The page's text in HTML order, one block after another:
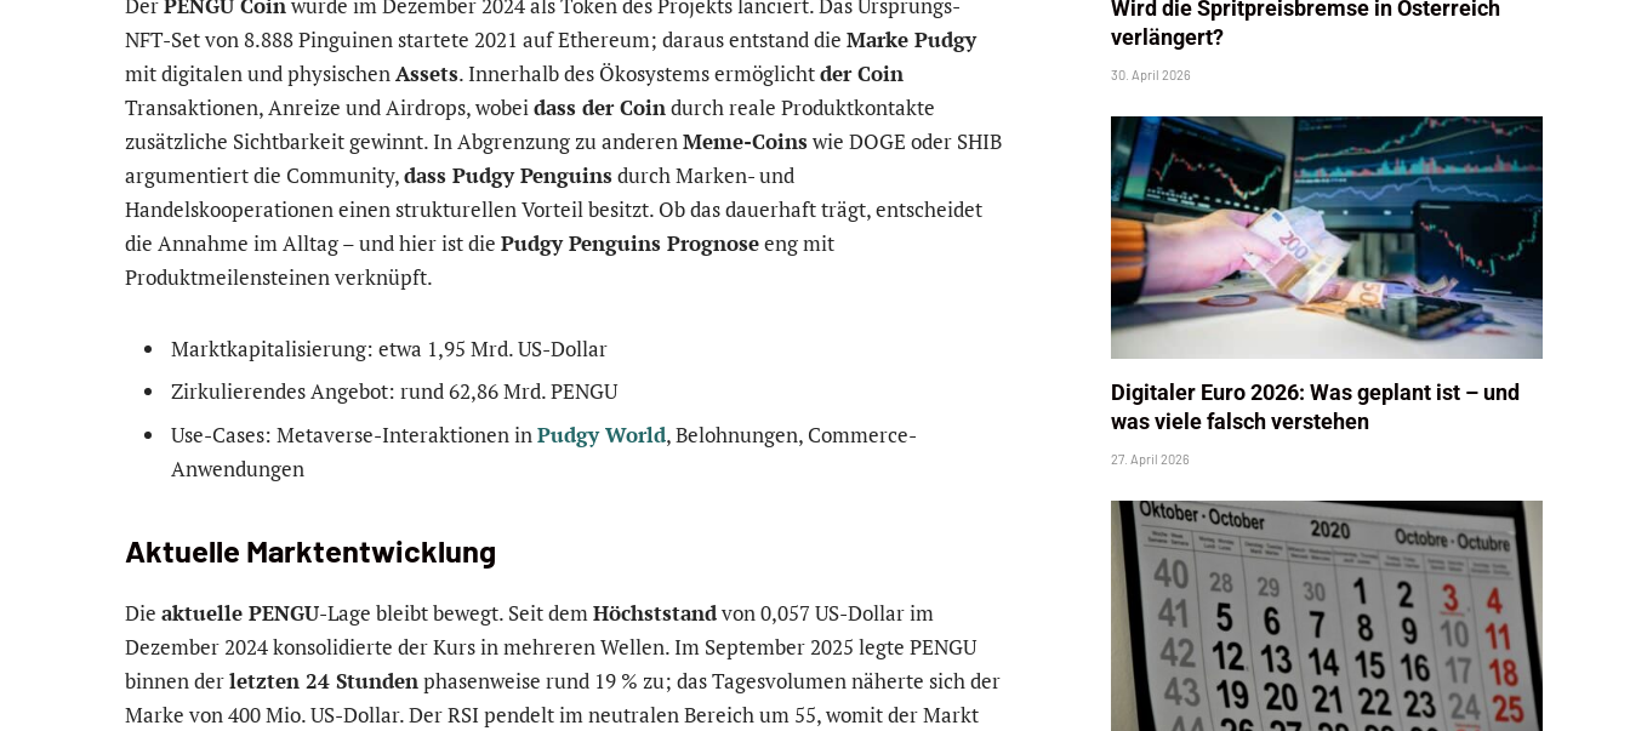
DerPENGU Coinwurde im Dezember 2024 als Token des Projekts lanciert. Das Ursprungs-
NFT-Set von 8.888 Pinguinen startete 2021 auf Ethereum; daraus entstand die Marke Pudgy
mit digitalen und physischenAssets. Innerhalb des Ökosystems ermöglichtder Coin
Transaktionen, Anreize und Airdrops, wobeidass der Coindurch reale Produktkontakte
zusätzliche Sichtbarkeit gewinnt. In Abgrenzung zu anderenMeme-Coinswie DOGE oder SHIB
argumentiert die Community,dass Pudgy Penguinsdurch Marken- und
Handelskooperationen einen strukturellen Vorteil besitzt. Ob das dauerhaft trägt, entscheidet
die Annahme im Alltag – und hier ist die Pudgy Penguins Prognoseeng mit
Produktmeilensteinen verknüpft.
Marktkapitalisierung: etwa 1,95 Mrd. US-Dollar
Zirkulierendes Angebot: rund 62,86 Mrd. PENGU
Use-Cases: Metaverse-Interaktionen inPudgy World, Belohnungen, Commerce-
Anwendungen
Aktuelle Marktentwicklung
Die aktuelle PENGU-Lage bleibt bewegt. Seit demHöchststandvon 0,057 US-Dollar im
Dezember 2024 konsolidierte der Kurs in mehreren Wellen. Im September 2025 legte PENGU
binnen derletzten 24 Stundenphasenweise rund 19 % zu; das Tagesvolumen näherte sich der
Marke von 400 Mio. US-Dollar. Der RSI pendelt im neutralen Bereich um 55, womit der Markt
Wird die Spritpreisbremse in Österreich
verlängert?
30. April 2026
Digitaler Euro 2026: Was geplant ist – und
was viele falsch verstehen
27. April 2026